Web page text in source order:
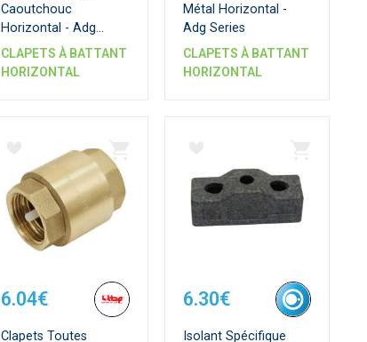
Caoutchouc
Horizontal - Adg
Series
CLAPETS À BATTANT
HORIZONTAL
Métal Horizontal -
Adg Series
CLAPETS À BATTANT
HORIZONTAL
6.04€
Clapets Toutes
6.30€
Isolant Spécifique